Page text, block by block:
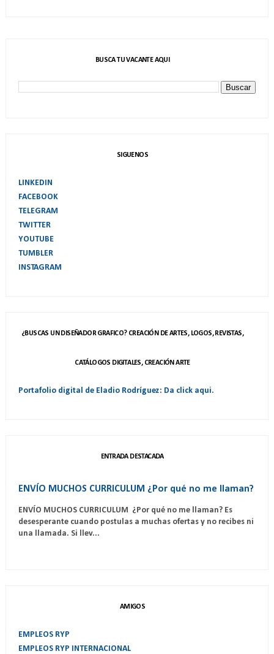
BUSCA TU VACANTE AQUI
SIGUENOS
LINKEDIN
FACEBOOK
TELEGRAM
TWITTER
YOUTUBE
TUMBLER
INSTAGRAM
¿BUSCAS UN DISEÑADOR GRAFICO? CREACIÓN DE ARTES, LOGOS, REVISTAS,
CATÁLOGOS DIGITALES, CREACIÓN ARTE
Portafolio digital de Eladio Rodríguez: Da click aqui.
ENTRADA DESTACADA
ENVÍO MUCHOS CURRICULUM ¿Por qué no me llaman?
ENVÍO MUCHOS CURRICULUM ¿Por qué no me llaman? Es
desesperante cuando postulas a muchas ofertas y no recibes ni
una llamada. Si llev...
AMIGOS
EMPLEOS RYP
EMPLEOS RYP INTERNACIONAL